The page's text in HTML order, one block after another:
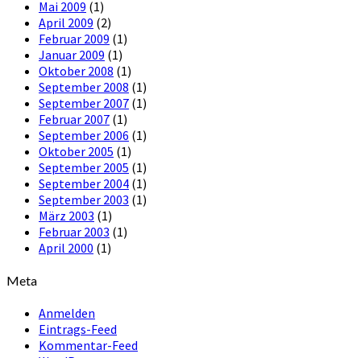
Mai 2009 (1)
April 2009 (2)
Februar 2009 (1)
Januar 2009 (1)
Oktober 2008 (1)
September 2008 (1)
September 2007 (1)
Februar 2007 (1)
September 2006 (1)
Oktober 2005 (1)
September 2005 (1)
September 2004 (1)
September 2003 (1)
März 2003 (1)
Februar 2003 (1)
April 2000 (1)
Meta
Anmelden
Eintrags-Feed
Kommentar-Feed